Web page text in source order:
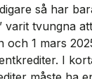
så har
varit tvungna
och 1 mars
I